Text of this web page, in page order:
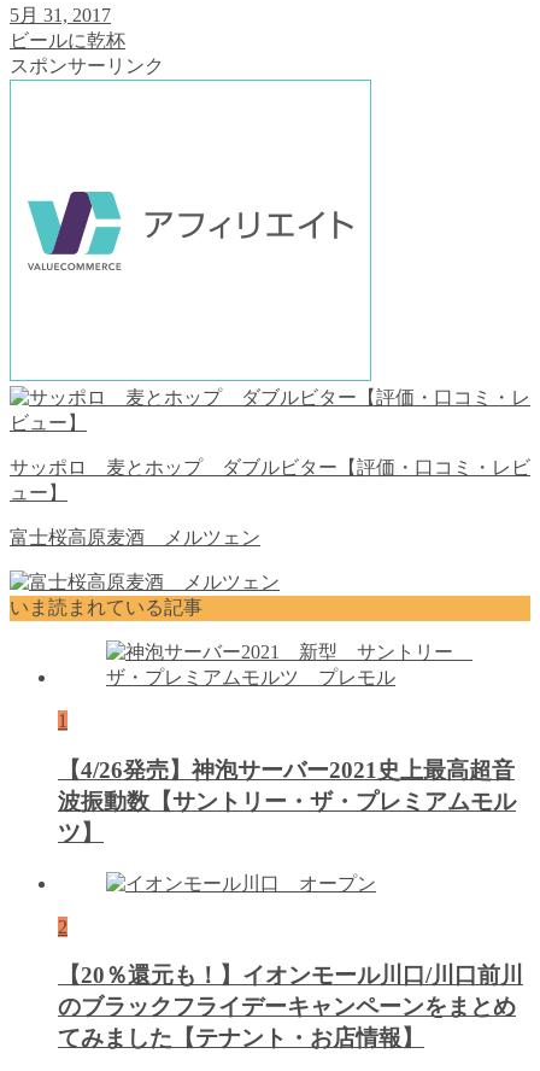
5月 31, 2017
ビールに乾杯
スポンサーリンク
サッポロ 麦とホップ ダブルビター【評価・口コミ・レビ
ュー】
富士桜高原麦酒 メルツェン
いま読まれている記事
1
【4/26発売】神泡サーバー2021史上最高超音
波振動数【サントリー・ザ・プレミアムモル
ツ】
2
【20％還元も！】イオンモール川口/川口前川
のブラックフライデーキャンペーンをまとめ
てみました【テナント・お店情報】